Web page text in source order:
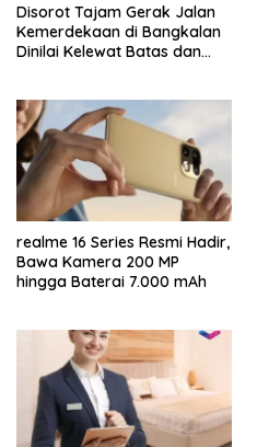
Disorot Tajam Gerak Jalan
Kemerdekaan di Bangkalan
Dinilai Kelewat Batas dan
realme 16 Series Resmi Hadir,
Bawa Kamera 200 MP
hingga Baterai 7.000 mAh